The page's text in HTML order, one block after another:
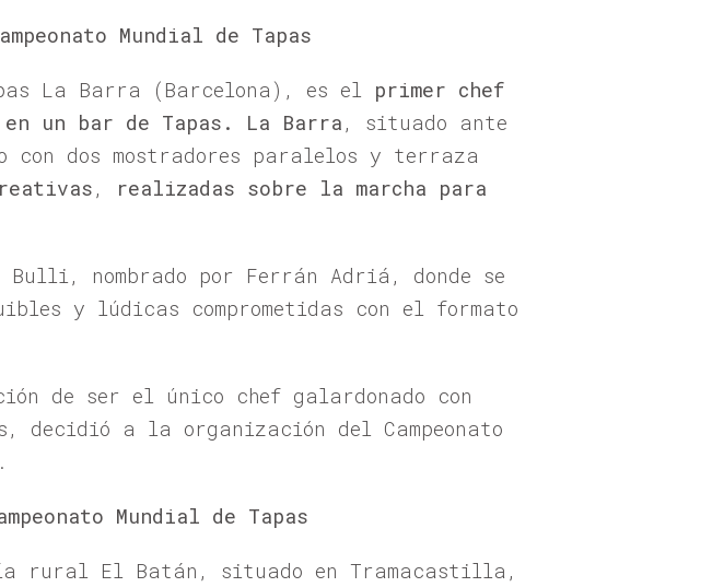
Mundial de Tapas
La Barra (Barcelona), es el primer chef
un bar de Tapas. La Barra, situado ante
dos mostradores paralelos y terraza
,
realizadas sobre la marcha para
nombrado por Ferrán Adriá, donde se
y lúdicas comprometidas con el formato
de ser el único chef galardonado con
a la organización del Campeonato
Mundial de Tapas
rural El Batán, situado en Tramacastilla,